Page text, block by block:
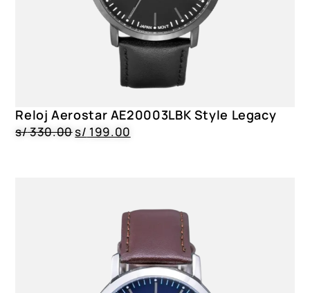
Reloj Aerostar AE20003LBK Style Legacy
s/330.00s/ 199.00